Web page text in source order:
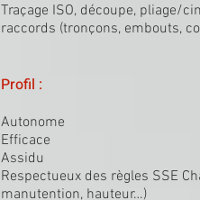
Traçage ISO, découpe, pliage/
raccords (tronçons, embouts,
Profil :
Autonome
Efficace
Assidu
Respectueux des règles SSE
manutention, hauteur…)